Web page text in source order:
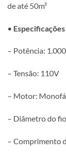
de até 50m²
•
– Potência:
– Tensão: 110V
– Motor:
– Diâmetro do
– Comprimento